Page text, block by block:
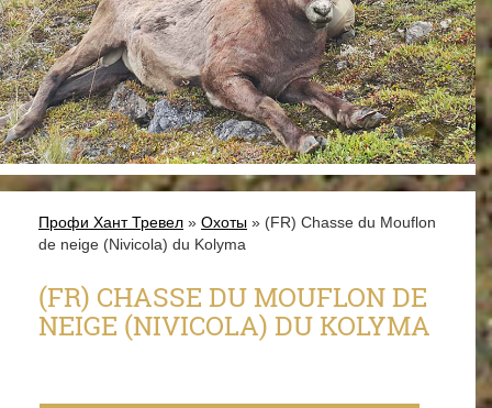
Профи Хант Тревел » Охоты » (FR) Chasse du Mouflon
de neige (Nivicola) du Kolyma
(FR) CHASSE DU MOUFLON DE
NEIGE (NIVICOLA) DU KOLYMA